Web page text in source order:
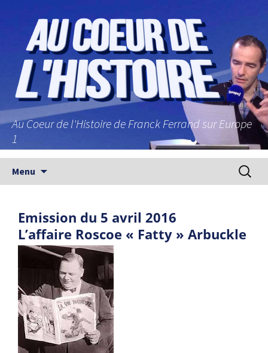
Au Coeur de l'Histoire de Franck Ferrand sur Europe
1
Menu
Emission du 5 avril 2016
L’affaire Roscoe « Fatty » Arbuckle